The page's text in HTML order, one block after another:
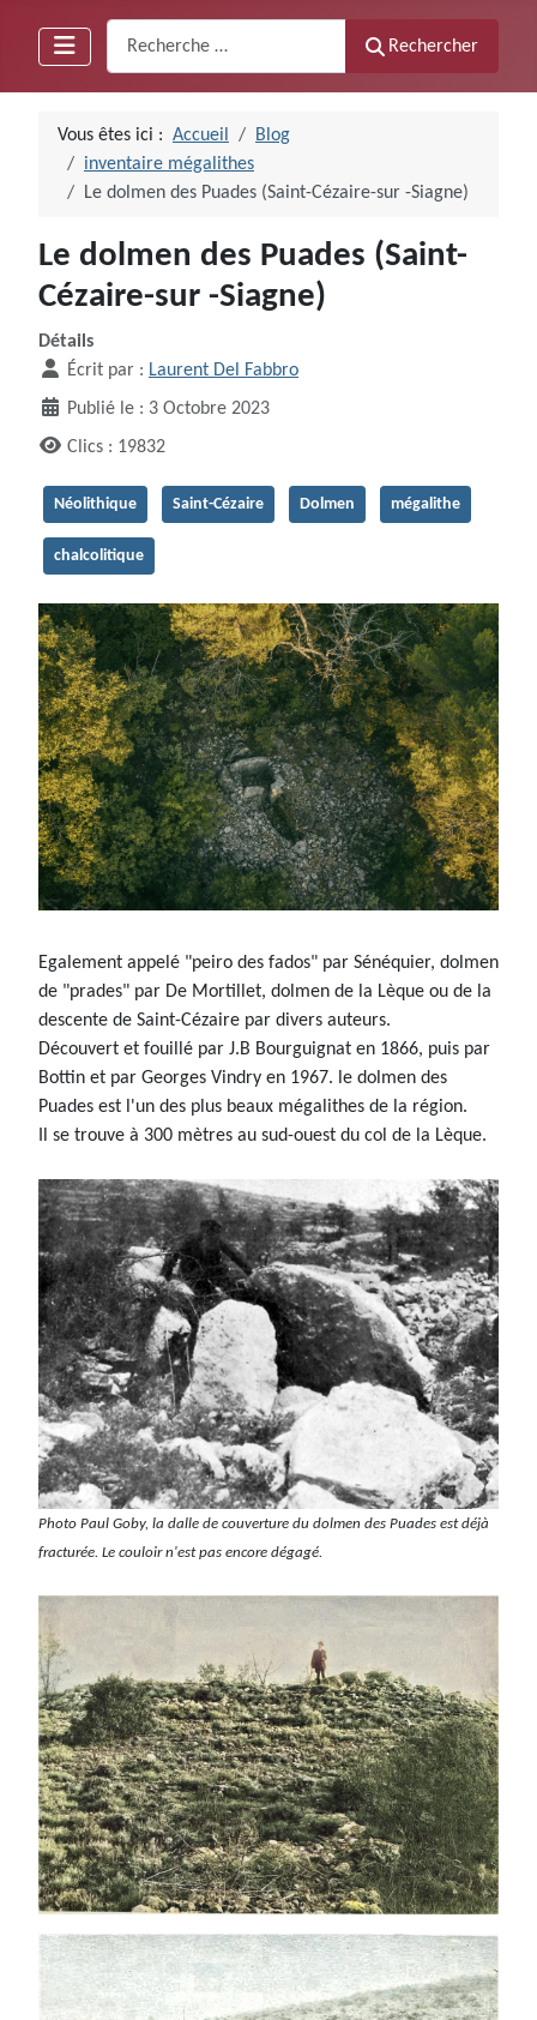
Rechercher
Vous êtes ici : Accueil
Blog
inventaire mégalithes
Le dolmen des Puades (Saint-Cézaire-sur -Siagne)
Le dolmen des Puades (Saint-
Cézaire-sur -Siagne)
Détails
Écrit par : Laurent Del Fabbro
Publié le : 3 Octobre 2023
Clics : 19832
Néolithique Saint-Cézaire Dolmen mégalithe
chalcolitique
Egalement appelé "peiro des fados" par Sénéquier, dolmen
de "prades" par De Mortillet, dolmen de la Lèque ou de la
descente de Saint-Cézaire par divers auteurs.
Découvert et fouillé par J.B Bourguignat en 1866, puis par
Bottin et par Georges Vindry en 1967. le dolmen des
Puades est l'un des plus beaux mégalithes de la région.
Il se trouve à 300 mètres au sud-ouest du col de la Lèque.
Photo Paul Goby, la dalle de couverture du dolmen des Puades est déjà
fracturée. Le couloir n'est pas encore dégagé.